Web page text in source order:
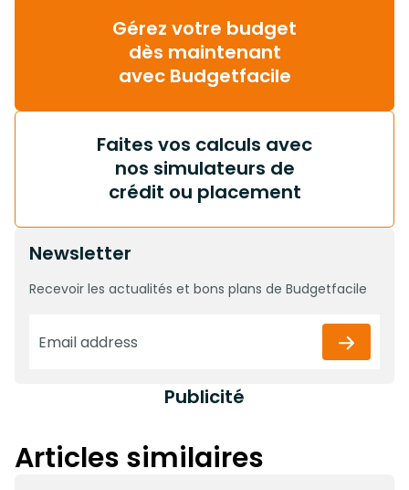
Gérez votre budget
dès maintenant
avec Budgetfacile
Faites vos calculs avec
nos simulateurs de
crédit ou placement
Newsletter
Recevoir les actualités et bons plans de Budgetfacile
Publicité
Articles similaires